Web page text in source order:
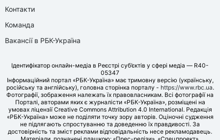
Контакти
Команда
Вакансії в РБК-Україна
Ідентифікатор онлайн-медіа в Реєстрі суб’єктів у сфері медіа — R40-
05347
Інформаційний портал «РБК-Україна» має тримовну версію (українську,
російську та англійську), головна сторінка порталу - https://www.rbc.ua.
Фотографії, зображення належать їх правовласникам. Всі фотографії на
Порталі, авторами яких є журналісти «РБК-Україна», розміщені на
умовах ліцензії Creative Commons Attribution 4.0 International. Редакція
«РБК-Україна» може не поділяти точку зору авторів. Оціночні судження
не підлягають спростуванню та доведенню їх правдивості. За
достовірність та зміст реклами відповідальність несе рекламодавець.